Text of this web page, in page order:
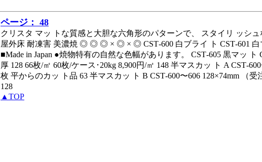
ページ： 48
クリスタ マッ トな質感と大胆な六角形のパターンで、 スタイリ ッシ
屋外床 耐凍害 美濃焼 ◎ ◎ ◎ × ◎ × ◎ CST‑600 白ブライ ト CST‑601
■Made in Japan ●焼物特有の自然な色幅があります。 CST‑605 黒マッ ト
厚 128 66枚/㎡ 60枚/ケース･20kg 8,900円/㎡ 148 半マスカッ ト A
枚 平からのカッ ト品 63 半マスカッ ト B CST‑600〜606 128×74mm （
128
▲TOP